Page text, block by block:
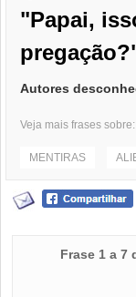
"Papai,
Autores
Veja mais frases sobre:
MENTIRAS
Frase 1 a 7